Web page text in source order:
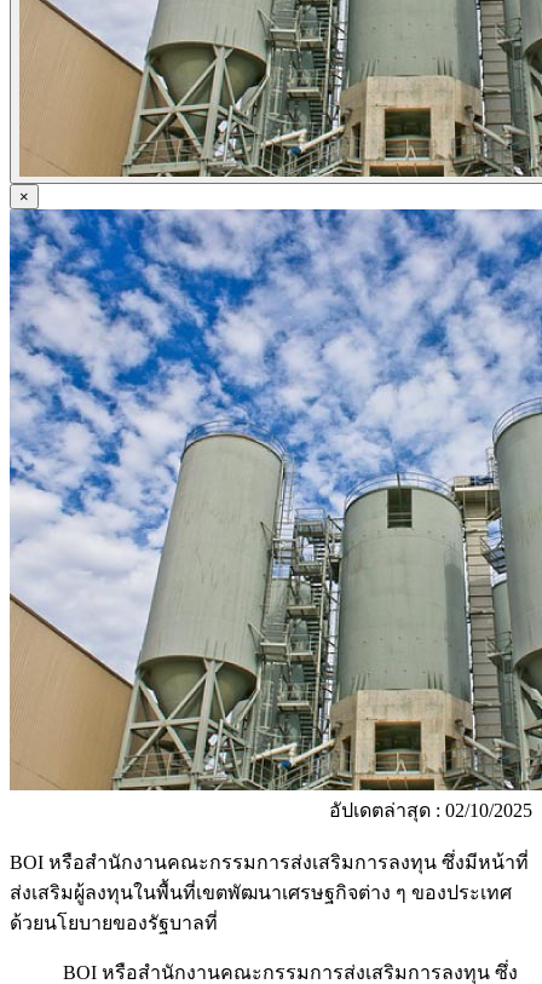
ข่าวบัญชี
ข่าวธุรกิจ
ข่าวสัมมนา
ข่าวไอที
ติดต่อเรา
×
อัปเดตล่าสุด : 02/10/2025
BOI หรือสำนักงานคณะกรรมการส่งเสริมการลงทุน ซึ่งมีหน้าที่
ส่งเสริมผู้ลงทุนในพื้นที่เขตพัฒนาเศรษฐกิจต่าง ๆ ของประเทศ
ด้วยนโยบายของรัฐบาลที่
BOI หรือสำนักงานคณะกรรมการส่งเสริมการลงทุน ซึ่ง